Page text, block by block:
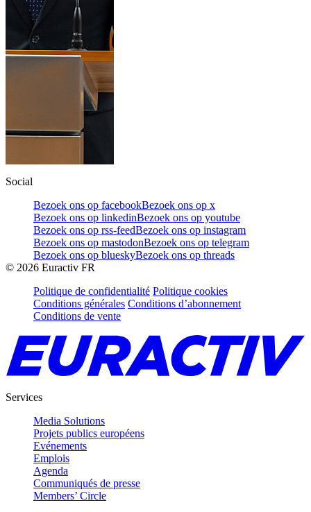
Social
Bezoek ons op facebookBezoek ons op x
Bezoek ons op linkedinBezoek ons op youtube
Bezoek ons op rss-feedBezoek ons op instagram
Bezoek ons op mastodonBezoek ons op telegram
Bezoek ons op blueskyBezoek ons op threads
© 2026 Euractiv FR
Politique de confidentialité Politique cookies
Conditions générales Conditions d’abonnement
Conditions de vente
Services
Media Solutions
Projets publics européens
Evénements
Emplois
Agenda
Communiqués de presse
Members’ Circle